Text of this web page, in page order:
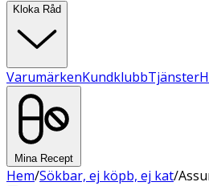
Kloka Råd
VarumärkenKundklubbTjänster
Mina Recept
Hem/Sökbar, ej köpb, ej kat/